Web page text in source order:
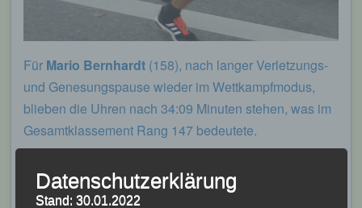
Für Mario Bernhardt (158), nach langer Verletzungs-
und Genesungspause wieder im Wettkampfmodus,
blieben die Uhren nach 34:09 Minuten stehen, was im
Gesamtklassement Rang 147 bedeutete.
Datenschutzerklärung
Stand: 30.01.2022